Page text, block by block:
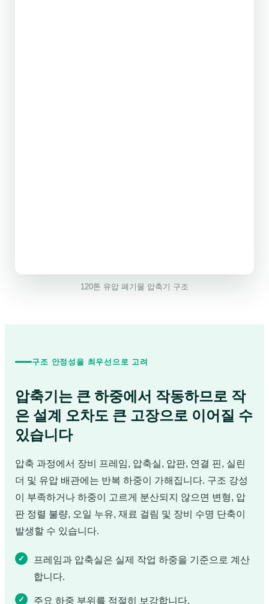
120톤 유압 폐기물 압축기 구조
구조 안정성을 최우선으로 고려
압축기는 큰 하중에서 작동하므로 작
은 설계 오차도 큰 고장으로 이어질 수
있습니다
압축 과정에서 장비 프레임, 압축실, 압판, 연결 핀, 실린
더 및 유압 배관에는 반복 하중이 가해집니다. 구조 강성
이 부족하거나 하중이 고르게 분산되지 않으면 변형, 압
판 정렬 불량, 오일 누유, 재료 걸림 및 장비 수명 단축이
발생할 수 있습니다.
프레임과 압축실은 실제 작업 하중을 기준으로 계산
합니다.
주요 하중 부위를 적절히 보강합니다.